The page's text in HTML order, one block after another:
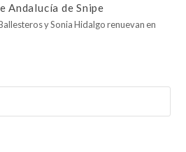
Andalucía de Snipe
y Sonia Hidalgo renuevan en